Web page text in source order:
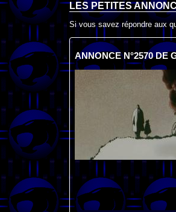
LES PETITES
Si vous savez répondre aux
ANNONCE N°2570 DE